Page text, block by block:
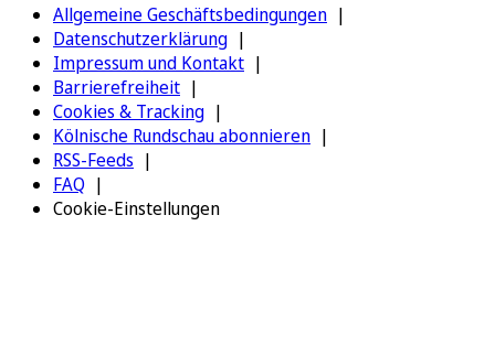
Allgemeine Geschäftsbedingungen
Datenschutzerklärung
Impressum und Kontakt
Barrierefreiheit
Cookies & Tracking
Kölnische Rundschau abonnieren
RSS-Feeds
FAQ
Cookie-Einstellungen